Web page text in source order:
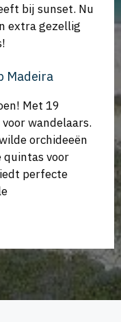
bij sunset. Nu
extra gezellig
Madeira
Met 19
wandelaars.
orchideeën
quintas voor
perfecte